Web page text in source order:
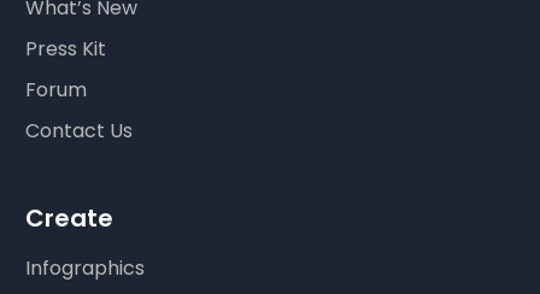
What’s New
Press Kit
Forum
Contact Us
Create
Infographics